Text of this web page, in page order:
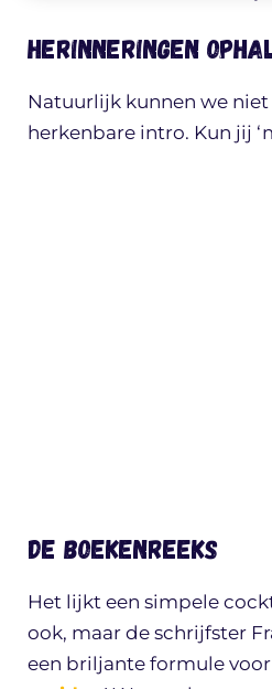
Herinneringen
Natuurlijk kunnen we
herkenbare intro. Kun jij
De boekenreeks
Het lijkt een simpele
ook, maar de schrijfster
een briljante formule